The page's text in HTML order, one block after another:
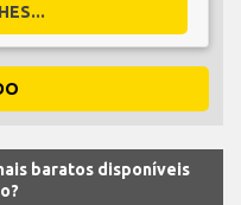
baratos disponíveis